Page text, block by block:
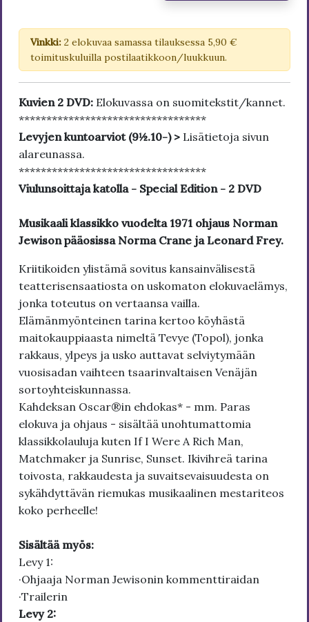
Vinkki: 2 elokuvaa samassa tilauksessa 5,90 €
toimituskuluilla postilaatikkoon/luukkuun.
Kuvien 2 DVD: Elokuvassa on suomitekstit/kannet.
**********************************
Levyjen kuntoarviot (9½.10-) > Lisätietoja sivun
alareunassa.
**********************************
Viulunsoittaja katolla - Special Edition - 2 DVD
Musikaali klassikko vuodelta 1971 ohjaus Norman
Jewison pääosissa Norma Crane ja Leonard Frey.
Kriitikoiden ylistämä sovitus kansainvälisestä
teatterisensaatiosta on uskomaton elokuvaelämys,
jonka toteutus on vertaansa vailla.
Elämänmyönteinen tarina kertoo köyhästä
maitokauppiaasta nimeltä Tevye (Topol), jonka
rakkaus, ylpeys ja usko auttavat selviytymään
vuosisadan vaihteen tsaarinvaltaisen Venäjän
sortoyhteiskunnassa.
Kahdeksan Oscar®in ehdokas* - mm. Paras
elokuva ja ohjaus - sisältää unohtumattomia
klassikkolauluja kuten If I Were A Rich Man,
Matchmaker ja Sunrise, Sunset. Ikivihreä tarina
toivosta, rakkaudesta ja suvaitsevaisuudesta on
sykähdyttävän riemukas musikaalinen mestariteos
koko perheelle!
Sisältää myös:
Levy 1:
·Ohjaaja Norman Jewisonin kommenttiraidan
·Trailerin
Levy 2: